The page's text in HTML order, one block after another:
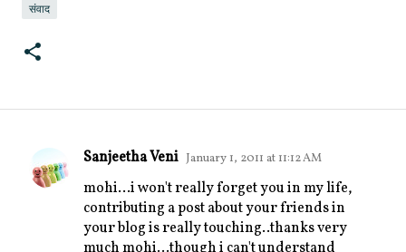
संवाद
C
o
Sanjeetha Veni January 1, 2011 at 11:12 AM
mohi...i won't really forget you in my life,
contributing a post about your friends in
your blog is really touching..thanks very